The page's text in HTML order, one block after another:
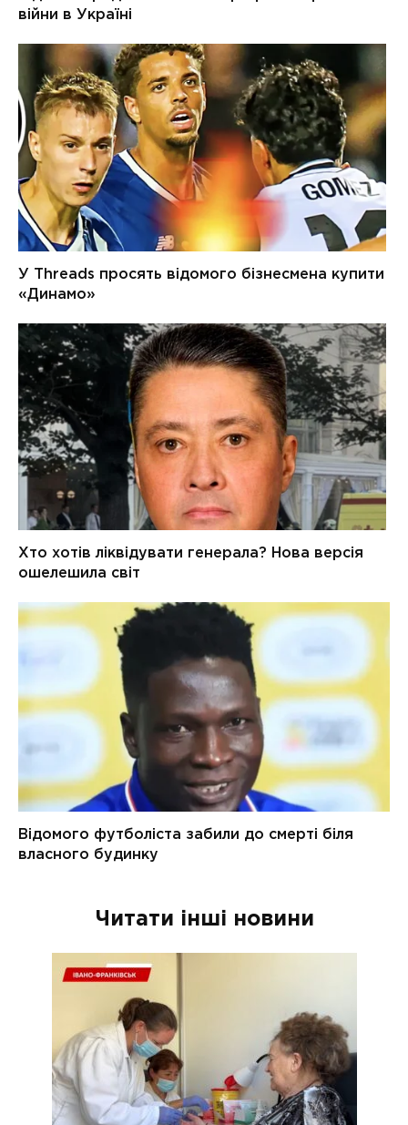
Читати інші новини